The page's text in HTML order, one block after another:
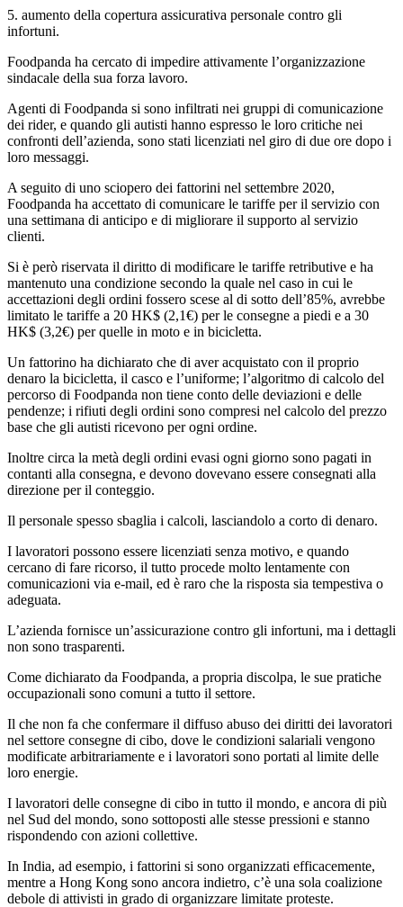
5. aumento della copertura assicurativa personale contro gli
infortuni.
Foodpanda ha cercato di impedire attivamente l’organizzazione
sindacale della sua forza lavoro.
Agenti di Foodpanda si sono infiltrati nei gruppi di comunicazione
dei rider, e quando gli autisti hanno espresso le loro critiche nei
confronti dell’azienda, sono stati licenziati nel giro di due ore dopo i
loro messaggi.
A seguito di uno sciopero dei fattorini nel settembre 2020,
Foodpanda ha accettato di comunicare le tariffe per il servizio con
una settimana di anticipo e di migliorare il supporto al servizio
clienti.
Si è però riservata il diritto di modificare le tariffe retributive e ha
mantenuto una condizione secondo la quale nel caso in cui le
accettazioni degli ordini fossero scese al di sotto dell’85%, avrebbe
limitato le tariffe a 20 HK$ (2,1€) per le consegne a piedi e a 30
HK$ (3,2€) per quelle in moto e in bicicletta.
Un fattorino ha dichiarato che di aver acquistato con il proprio
denaro la bicicletta, il casco e l’uniforme; l’algoritmo di calcolo del
percorso di Foodpanda non tiene conto delle deviazioni e delle
pendenze; i rifiuti degli ordini sono compresi nel calcolo del prezzo
base che gli autisti ricevono per ogni ordine.
Inoltre circa la metà degli ordini evasi ogni giorno sono pagati in
contanti alla consegna, e devono dovevano essere consegnati alla
direzione per il conteggio.
Il personale spesso sbaglia i calcoli, lasciandolo a corto di denaro.
I lavoratori possono essere licenziati senza motivo, e quando
cercano di fare ricorso, il tutto procede molto lentamente con
comunicazioni via e-mail, ed è raro che la risposta sia tempestiva o
adeguata.
L’azienda fornisce un’assicurazione contro gli infortuni, ma i dettagli
non sono trasparenti.
Come dichiarato da Foodpanda, a propria discolpa, le sue pratiche
occupazionali sono comuni a tutto il settore.
Il che non fa che confermare il diffuso abuso dei diritti dei lavoratori
nel settore consegne di cibo, dove le condizioni salariali vengono
modificate arbitrariamente e i lavoratori sono portati al limite delle
loro energie.
I lavoratori delle consegne di cibo in tutto il mondo, e ancora di più
nel Sud del mondo, sono sottoposti alle stesse pressioni e stanno
rispondendo con azioni collettive.
In India, ad esempio, i fattorini si sono organizzati efficacemente,
mentre a Hong Kong sono ancora indietro, c’è una sola coalizione
debole di attivisti in grado di organizzare limitate proteste.